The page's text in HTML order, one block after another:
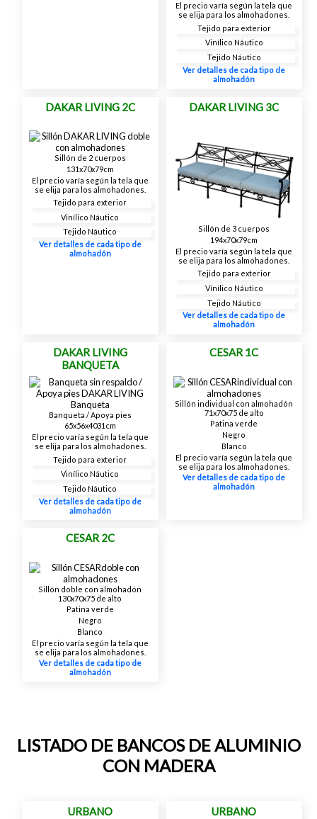
El precio varía según la tela que
se elija para los almohadones.
Tejido para exterior
Vinílico Náutico
Tejido Náutico
Ver detalles de cada tipo de
almohadón
DAKAR LIVING 2C
Sillón de 2 cuerpos
131x70x79cm
El precio varía según la tela que
se elija para los almohadones.
Tejido para exterior
Vinílico Náutico
Tejido Náutico
Ver detalles de cada tipo de
almohadón
DAKAR LIVING 3C
Sillón de 3 cuerpos
194x70x79cm
El precio varía según la tela que
se elija para los almohadones.
Tejido para exterior
Vinílico Náutico
Tejido Náutico
Ver detalles de cada tipo de
almohadón
DAKAR LIVING
BANQUETA
Banqueta / Apoya pies
65x56x4031cm
El precio varía según la tela que
se elija para los almohadones.
Tejido para exterior
Vinílico Náutico
Tejido Náutico
Ver detalles de cada tipo de
almohadón
CESAR 1C
Sillón individual con almohadón
71x70x75 de alto
Patina verde
Negro
Blanco
El precio varía según la tela que
se elija para los almohadones.
Ver detalles de cada tipo de
almohadón
CESAR 2C
Sillón doble con almohadón
130x70x75 de alto
Patina verde
Negro
Blanco
El precio varía según la tela que
se elija para los almohadones.
Ver detalles de cada tipo de
almohadón
LISTADO DE BANCOS DE ALUMINIO
CON MADERA
URBANO URBANO